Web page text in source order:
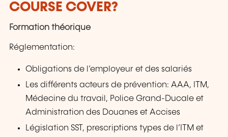
COURSE COVER?
Formation théorique
Réglementation:
Obligations de l’employeur et des salariés
Les différents acteurs de prévention: AAA, ITM,
Médecine du travail, Police Grand-Ducale et
Administration des Douanes et Accises
Législation SST, prescriptions types de l’ITM et